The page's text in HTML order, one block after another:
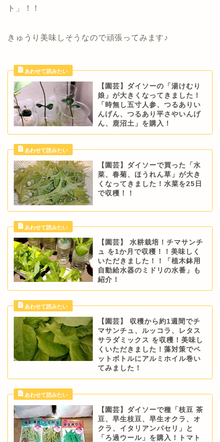
ト」！！
きゅうり美味しそうなので頑張ってみます♪
【園芸】ダイソーの「湯けむり
娘」が大きくなってきました！
「時無し五寸人参、つるありい
んげん、つるあり平さやいんげ
ん、鹿沼土」を購入！
【園芸】ダイソーで買った「水
菜、春菊、ほうれん草」が大き
くなってきました！水菜を25日
で収穫！！
【園芸】 水耕栽培！チマサンチ
ュ を1か月で収穫！！美味しく
いただきました！！「植木鉢用
自動給水器のミドリの水番」も
紹介！
【園芸】 収穫から約1週間でチ
マサンチュ、ルッコラ、レタス
サラダミックス を収穫！美味し
くいただきました！藻対策でペ
ットボトルにアルミホイル巻い
てみました！
【園芸】ダイソーで種「枝豆 茶
豆、早生枝豆、早生オクラ、オ
クラ、イタリアンパセリ」と
「ろ過ウール」を購入！トマト